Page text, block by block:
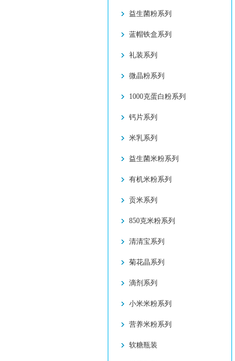
益生菌粉系列
蓝帽铁盒系列
礼装系列
微晶粉系列
1000克蛋白粉系列
钙片系列
米乳系列
益生菌米粉系列
有机米粉系列
贡米系列
850克米粉系列
清清宝系列
菊花晶系列
滴剂系列
小米米粉系列
营养米粉系列
软糖瓶装